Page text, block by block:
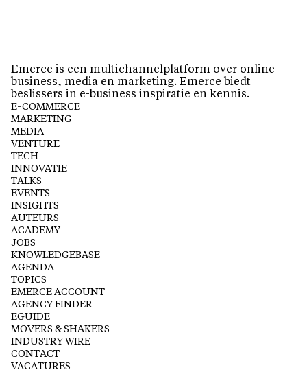
Emerce is een multichannelplatform over online
business, media en marketing. Emerce biedt
beslissers in e-business inspiratie en kennis.
E-COMMERCE
MARKETING
MEDIA
VENTURE
TECH
INNOVATIE
TALKS
EVENTS
INSIGHTS
AUTEURS
ACADEMY
JOBS
KNOWLEDGEBASE
AGENDA
TOPICS
EMERCE ACCOUNT
AGENCY FINDER
EGUIDE
MOVERS & SHAKERS
INDUSTRY WIRE
CONTACT
VACATURES